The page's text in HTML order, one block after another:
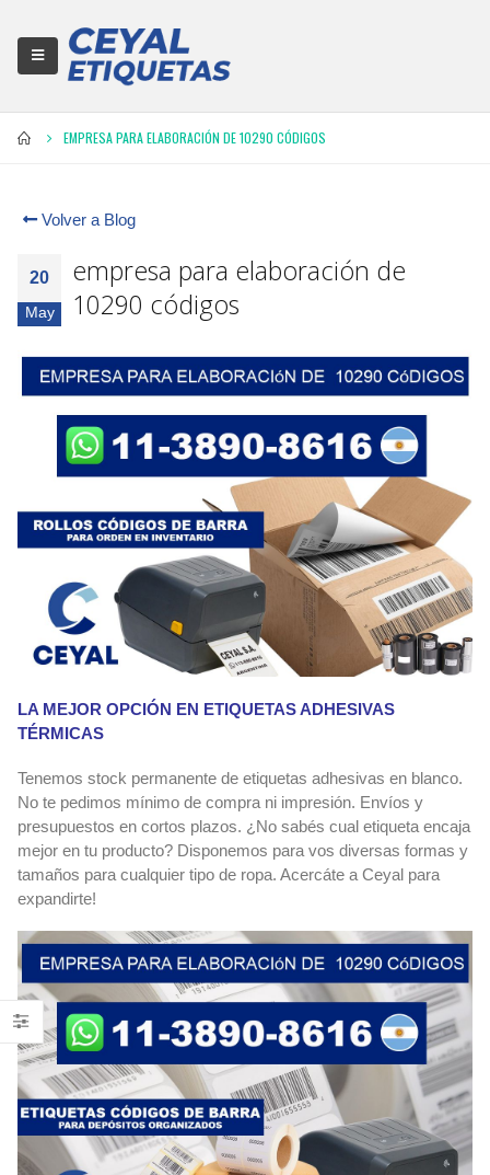
EMPRESA PARA ELABORACIÓN DE 10290 CÓDIGOS
Volver a Blog
20
May
empresa para elaboración de
10290 códigos
LA MEJOR OPCIÓN EN ETIQUETAS ADHESIVAS
TÉRMICAS
Tenemos stock permanente de etiquetas adhesivas en blanco.
No te pedimos mínimo de compra ni impresión. Envíos y
presupuestos en cortos plazos. ¿No sabés cual etiqueta encaja
mejor en tu producto? Disponemos para vos diversas formas y
tamaños para cualquier tipo de ropa. Acercáte a Ceyal para
expandirte!